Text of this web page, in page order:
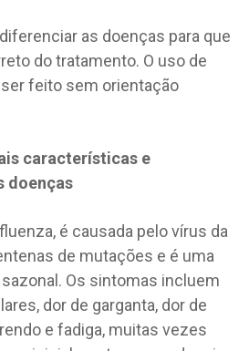
as doenças para que
do tratamento. O uso de
feito sem orientação
características e
doenças
é causada pelo vírus da
de mutações e é uma
Os sintomas incluem
dor de garganta, dor de
e fadiga, muitas vezes